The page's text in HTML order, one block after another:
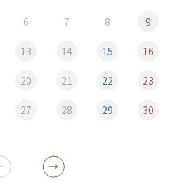
6 7 8 9
13 14 15 16
20 21 22 23
27 28 29 30